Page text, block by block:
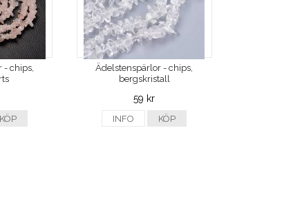
- chips,
KÖP
Ädelstenspärlor - chips,
bergskristall
59 kr
INFO KÖP